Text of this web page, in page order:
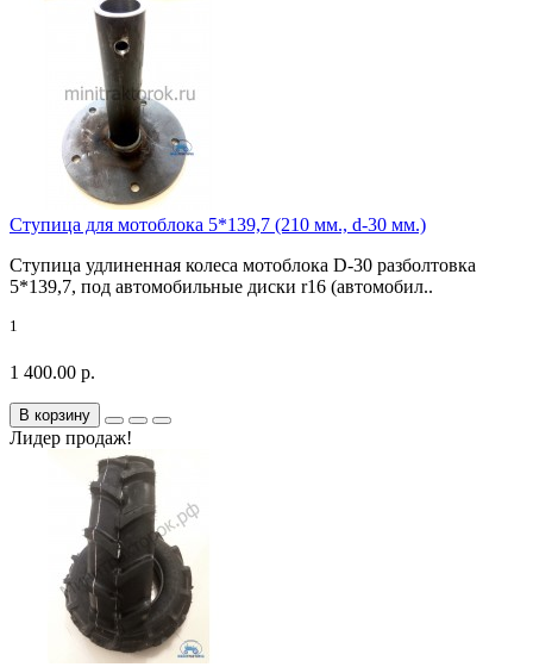
Ступица для мотоблока 5*139,7 (210 мм., d-30 мм.)
Ступица удлиненная колеса мотоблока D-30 разболтовка
5*139,7, под автомобильные диски r16 (автомобил..
1
1 400.00 р.
В корзину
Лидер продаж!